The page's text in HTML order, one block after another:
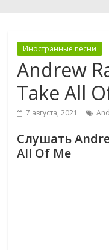
Иностранные песни
Andrew
Take All
7 августа, 2021
Слушать
All Of Me